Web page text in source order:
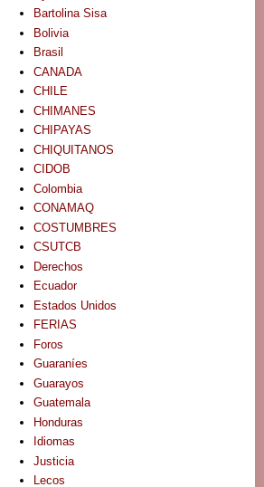
Bartolina Sisa
Bolivia
Brasil
CANADA
CHILE
CHIMANES
CHIPAYAS
CHIQUITANOS
CIDOB
Colombia
CONAMAQ
COSTUMBRES
CSUTCB
Derechos
Ecuador
Estados Unidos
FERIAS
Foros
Guaraníes
Guarayos
Guatemala
Honduras
Idiomas
Justicia
Lecos